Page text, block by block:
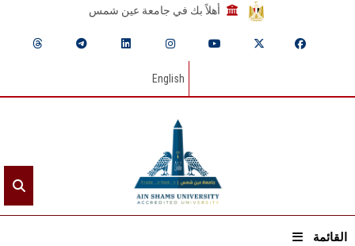
أهلاً بك في جامعة عين شمس
English
القائمة